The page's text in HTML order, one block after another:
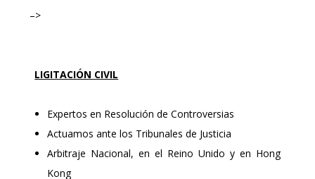
–>
LIGITACIÓN CIVIL
Expertos en Resolución de Controversias
Actuamos ante los Tribunales de Justicia
Arbitraje Nacional, en el Reino Unido y en Hong
Kong